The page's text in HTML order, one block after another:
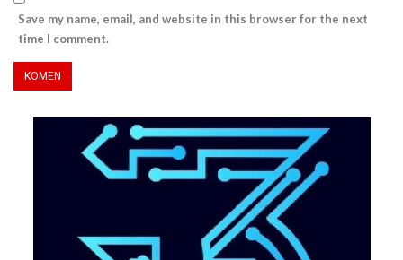
Save my name, email, and website in this browser for the next
time I comment.